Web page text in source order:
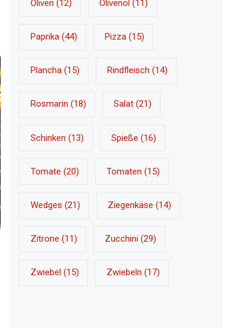
Oliven (12) Olivenöl (11)
Paprika(44) Pizza (15)
Plancha(15) Rindfleisch (14)
Rosmarin (18) Salat (21)
Schinken (13) Spieße (16)
Tomate (20) Tomaten (15)
Wedges (21) Ziegenkäse (14)
Zitrone (11) Zucchini (29)
Zwiebel (15) Zwiebeln (17)